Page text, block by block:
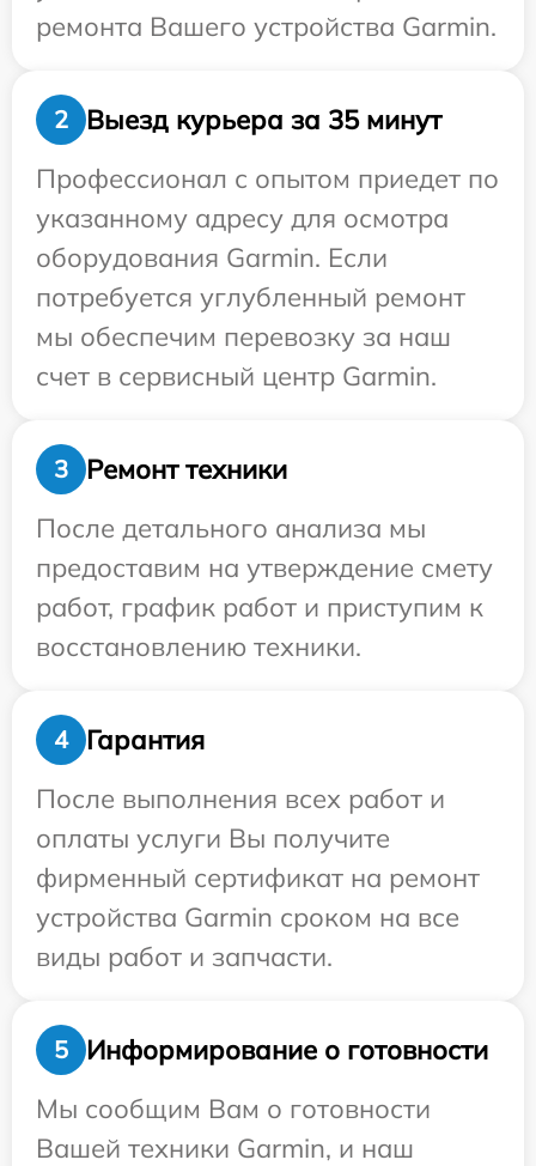
ремонта Вашего устройства Garmin.
2
Выезд курьера за 35 минут
Профессионал с опытом приедет по
указанному адресу для осмотра
оборудования Garmin. Если
потребуется углубленный ремонт
мы обеспечим перевозку за наш
счет в сервисный центр Garmin.
3
Ремонт техники
После детального анализа мы
предоставим на утверждение смету
работ, график работ и приступим к
восстановлению техники.
4
Гарантия
После выполнения всех работ и
оплаты услуги Вы получите
фирменный сертификат на ремонт
устройства Garmin сроком на все
виды работ и запчасти.
5
Информирование о готовности
Мы сообщим Вам о готовности
Вашей техники Garmin, и наш